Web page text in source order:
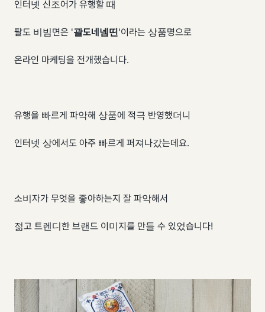
인터넷 신조어가 유행할 때
팔도 비빔면은 '괄도네넴띤'이라는 상품명으로
온라인 마케팅을 전개했습니다.
유행을 빠르게 파악해 상품에 적극 반영했더니
인터넷 상에서도 아주 빠르게 퍼져나갔는데요.
소비자가 무엇을 좋아하는지 잘 파악해서
젊고 트렌디한 브랜드 이미지를 만들 수 있었습니다!